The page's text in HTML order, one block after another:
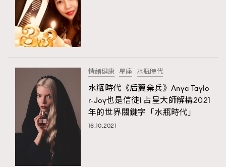
情緒健康 星座 水瓶時代
水瓶時代《后翼棄兵》Anya Taylo
r-Joy也是信徒l 占星大師解構2021
年的世界關鍵字「水瓶時代」
16.10.2021